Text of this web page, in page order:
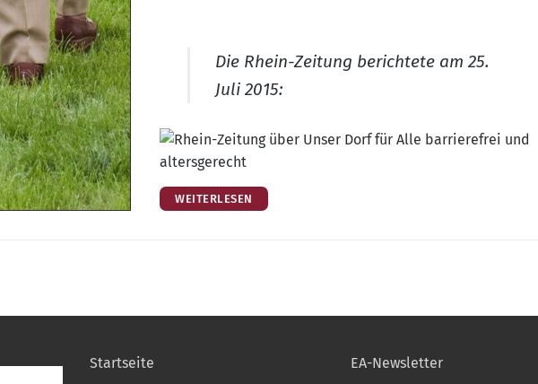
Die Rhein-Zei­tung berich­te­te am 25.
Juli 2015:
WEITERLESEN
Startseite EA-Newsletter